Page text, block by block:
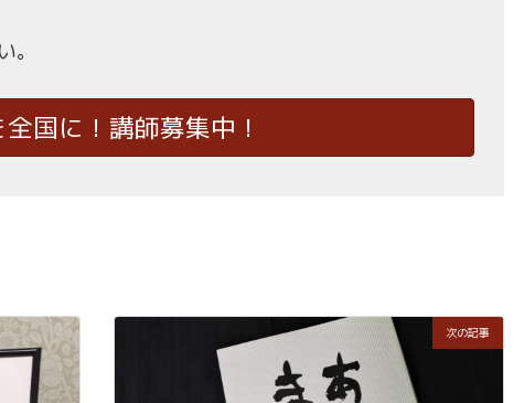
国に！講師募集中！
次の記事